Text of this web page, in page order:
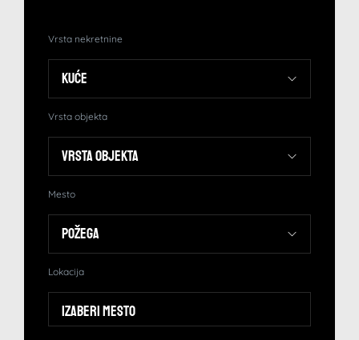
Vrsta nekretnine
Vrsta objekta
Mesto
Lokacija
Izaberi mesto